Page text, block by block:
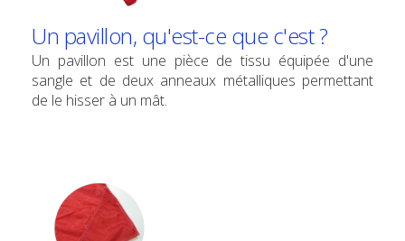
Un pavillon, qu'est-ce que c'est ?
Un pavillon est une pièce de tissu équipée d'une
sangle et de deux anneaux métalliques permettant
de le hisser à un mât.